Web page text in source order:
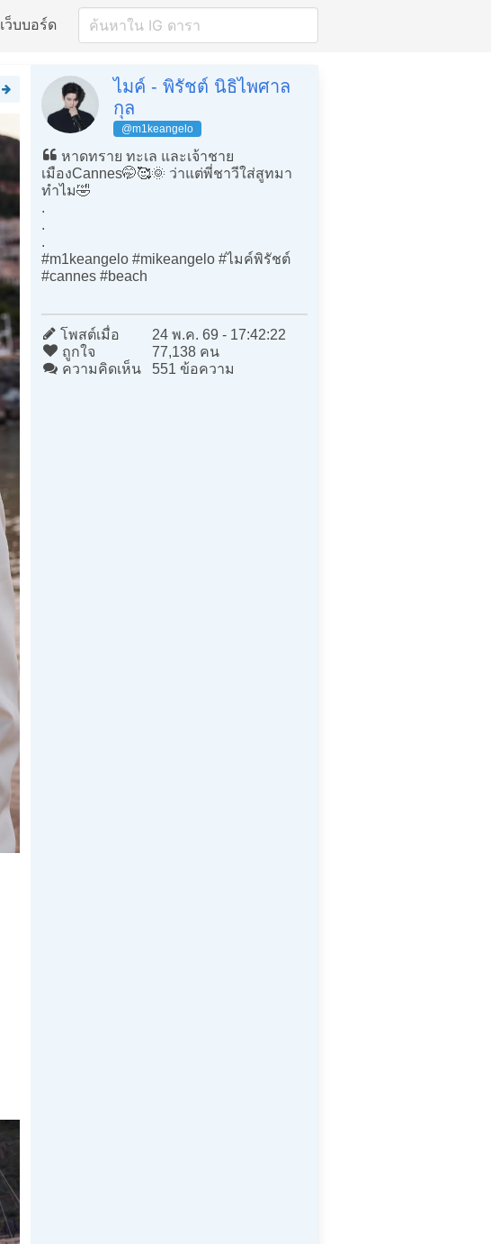
เว็บบอร์ด
ไมค์ - พิรัชต์ นิธิไพศาล
กุล
@m1keangelo
หาดทราย ทะเล และเจ้าชาย
เมืองCannes🤭🥰🌞 ว่าแต่พี่ชาวีใส่สูทมา
ทำไม🤣
.
.
.
#m1keangelo #mikeangelo #ไมค์พิรัชต์
#cannes #beach
โพสต์เมื่อ
24 พ.ค. 69 - 17:42:22
ถูกใจ
77,138 คน
ความคิดเห็น
551 ข้อความ